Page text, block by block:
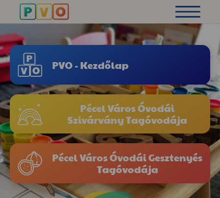
PVO - Kezdőlap
Pécel Város Óvodái
Szivárvány Tagóvodája
Pécel Város Óvodái Gesztenyés
Tagóvodája